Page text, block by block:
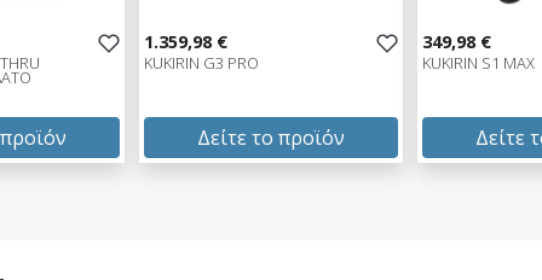
1.359,98 €
KUKIRIN G3 PRO
Δείτε το προϊόν
349,98 €
KUKIRIN S1 MAX
Δείτε